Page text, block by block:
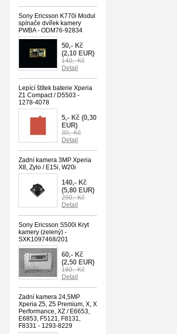
Sony Ericsson K770i Modul
spínače dvířek kamery
PWBA - ODM76-92834
50,- Kč
(2,10 EUR)
140,- Kč
Detail
Lepící štítek baterie Xperia
Z1 Compact / D5503 -
1278-4078
5,- Kč (0,30
EUR)
30,- Kč
Detail
Zadní kamera 3MP Xperia
X8, Zylo / E15i, W20i
140,- Kč
(5,80 EUR)
290,- Kč
Detail
Sony Ericsson S500i Kryt
kamery (zelený) -
SXK1097468/201
60,- Kč
(2,50 EUR)
180,- Kč
Detail
Zadní kamera 24,5MP
Xperia Z5, Z5 Premium, X, X
Performance, XZ / E6653,
E6853, F5121, F8131,
F8331 - 1293-8229